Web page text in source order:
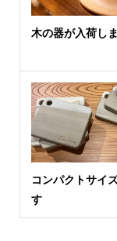
木の器が入荷し
コンパクトサイ
す